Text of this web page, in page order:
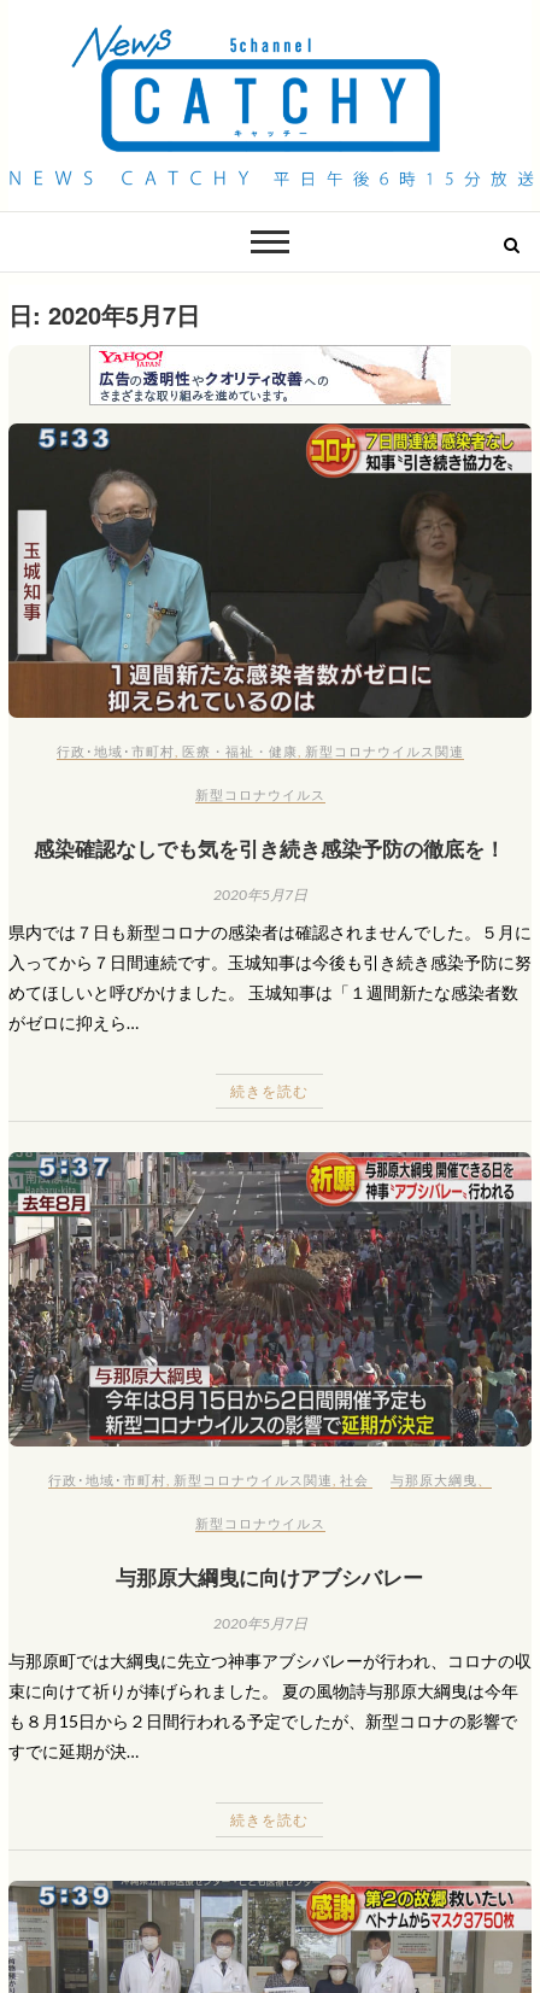
QAB NEWS Headline
日: 2020年5月7日
行政･地域･市町村 医療・福祉・健康 新型コロナウイルス関連
新型コロナウイルス
感染確認なしでも気を引き続き感染予防の徹底を！
2020年5月7日
県内では７日も新型コロナの感染者は確認されませんでした。５月に
入ってから７日間連続です。玉城知事は今後も引き続き感染予防に努
めてほしいと呼びかけました。 玉城知事は「１週間新たな感染者数
がゼロに抑えら…
続きを読む
行政･地域･市町村 新型コロナウイルス関連 社会 与那原大綱曳
新型コロナウイルス
与那原大綱曳に向けアブシバレー
2020年5月7日
与那原町では大綱曳に先立つ神事アブシバレーが行われ、コロナの収
束に向けて祈りが捧げられました。 夏の風物詩与那原大綱曳は今年
も８月15日から２日間行われる予定でしたが、新型コロナの影響で
すでに延期が決…
続きを読む